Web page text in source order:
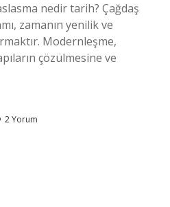
nedir tarih? Çağdaş
zamanın yenilik ve
Modernleşme,
çözülmesine ve
2 Yorum